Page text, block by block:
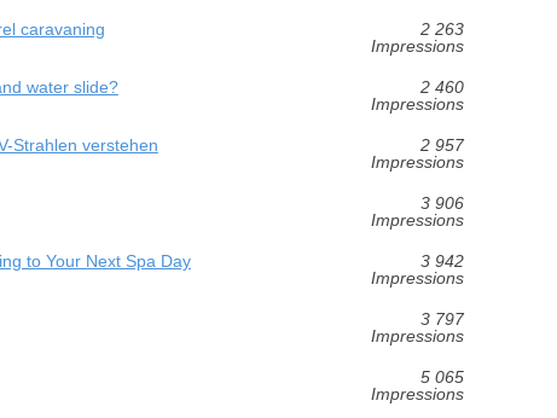
caravaning
2 263
Impressions
water slide?
2 460
Impressions
Strahlen verstehen
2 957
Impressions
3 906
Impressions
to Your Next Spa Day
3 942
Impressions
3 797
Impressions
5 065
Impressions